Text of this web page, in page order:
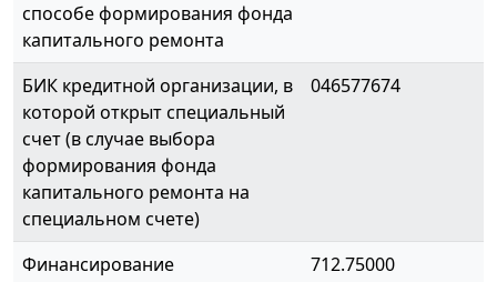
способе формирования фонда
капитального ремонта
БИК кредитной организации, в
которой открыт специальный
счет (в случае выбора
формирования фонда
капитального ремонта на
специальном счете)
046577674
Финансирование
712.75000